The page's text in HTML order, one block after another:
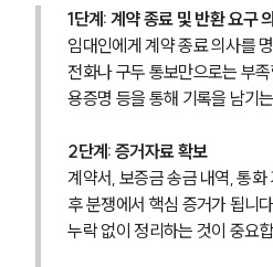
1단계: 계약 종료 및 반환 요구
임대인에게 계약 종료 의사를
전화나 구두 통보만으로는 부
용증명 등을 통해 기록을 남기
2단계: 증거자료 확보
계약서, 보증금 송금 내역, 통화
후 분쟁에서 핵심 증거가 됩니
누락 없이 정리하는 것이 중요